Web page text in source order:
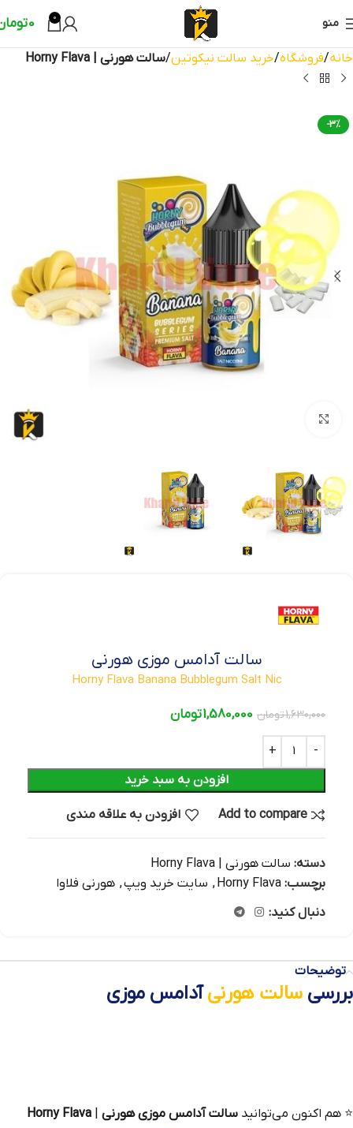
منو 0
0
خانه فروشگاه خرید سالت نیکوتین سالت هورنی | Horny Flava
-3%
سالت آدامس موزی هورنی
Horny Flava Banana Bubblegum Salt Nic
1,630,000تومان 1,580,000تومان
افزودن به سبد خرید
Add to compare افزودن به علاقه مندی
دسته: سالت هورنی | Horny Flava
برچسب: Horny Flava
, سایت خرید ویپ, هورنی فلاوا
دنبال کنید:
توضیحات
بررسی سالت هورنیآدامس موزی
⭐ هم‌ اکنون می‌توانید سالت آدامس موزی هورنی
Horny Flava